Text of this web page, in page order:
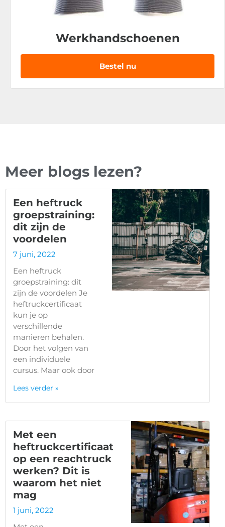
Werkhandschoenen
Bestel nu
Meer blogs lezen?
Een heftruck
groepstraining:
dit zijn de
voordelen
7 juni, 2022
Een heftruck
groepstraining: dit
zijn de voordelen Je
heftruckcertificaat
kun je op
verschillende
manieren behalen.
Door het volgen van
een individuele
cursus. Maar ook door
Lees verder »
Met een
heftruckcertificaat
op een reachtruck
werken? Dit is
waarom het niet
mag
1 juni, 2022